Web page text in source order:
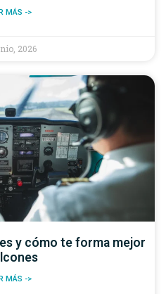
MÁS ->
2026
y cómo te forma mejor
MÁS ->